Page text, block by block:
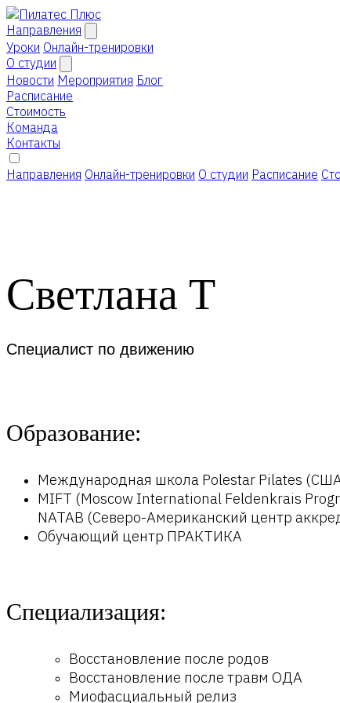
Направления
Уроки Онлайн-тренировки
О студии
Новости Мероприятия Блог
Расписание
Стоимость
Команда
Контакты
Направления Онлайн-тренировки О студии Расписание
Светлана Т
Специалист по движению
Образование:
Международная школа Polestar Pilates
MIFT (Moscow International Feldenkrais
NATAB (Северо-Американский центр
Обучающий центр ПРАКТИКА
Специализация:
Восстановление после родов
Восстановление после травм ОДА
Миофасциальный релиз